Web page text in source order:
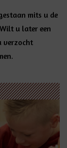
mits u de
u later een
verzocht